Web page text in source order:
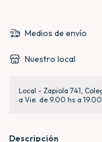
Medios de envío
Nuestro local
Local - Zapiola 741,
a Vie. de 9.00 hs a
Descripción